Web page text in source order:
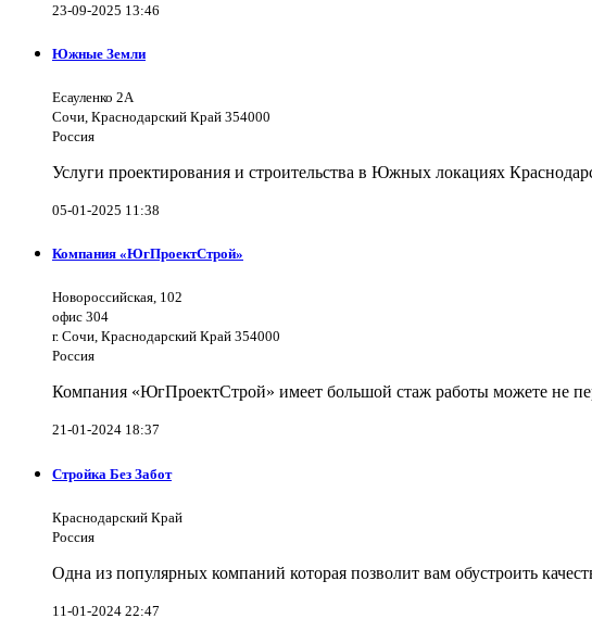
23-09-2025 13:46
Южные Земли
Есауленко 2А
Сочи, Краснодарский Край 354000
Россия
Услуги проектирования и строительства в Южных локациях
05-01-2025 11:38
Компания «ЮгПроектСтрой»
Новороссийская, 102
офис 304
г. Сочи, Краснодарский Край 354000
Россия
Компания «ЮгПроектСтрой» имеет большой стаж работы можете не
21-01-2024 18:37
Стройка Без Забот
Краснодарский Край
Россия
Одна из популярных компаний которая позволит вам обустроить
11-01-2024 22:47